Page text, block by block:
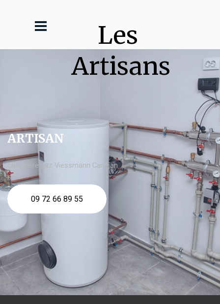
Les
Artisans
ARTISAN
chaudière gaz Viessmann Canéjan
09 72 66 89 55